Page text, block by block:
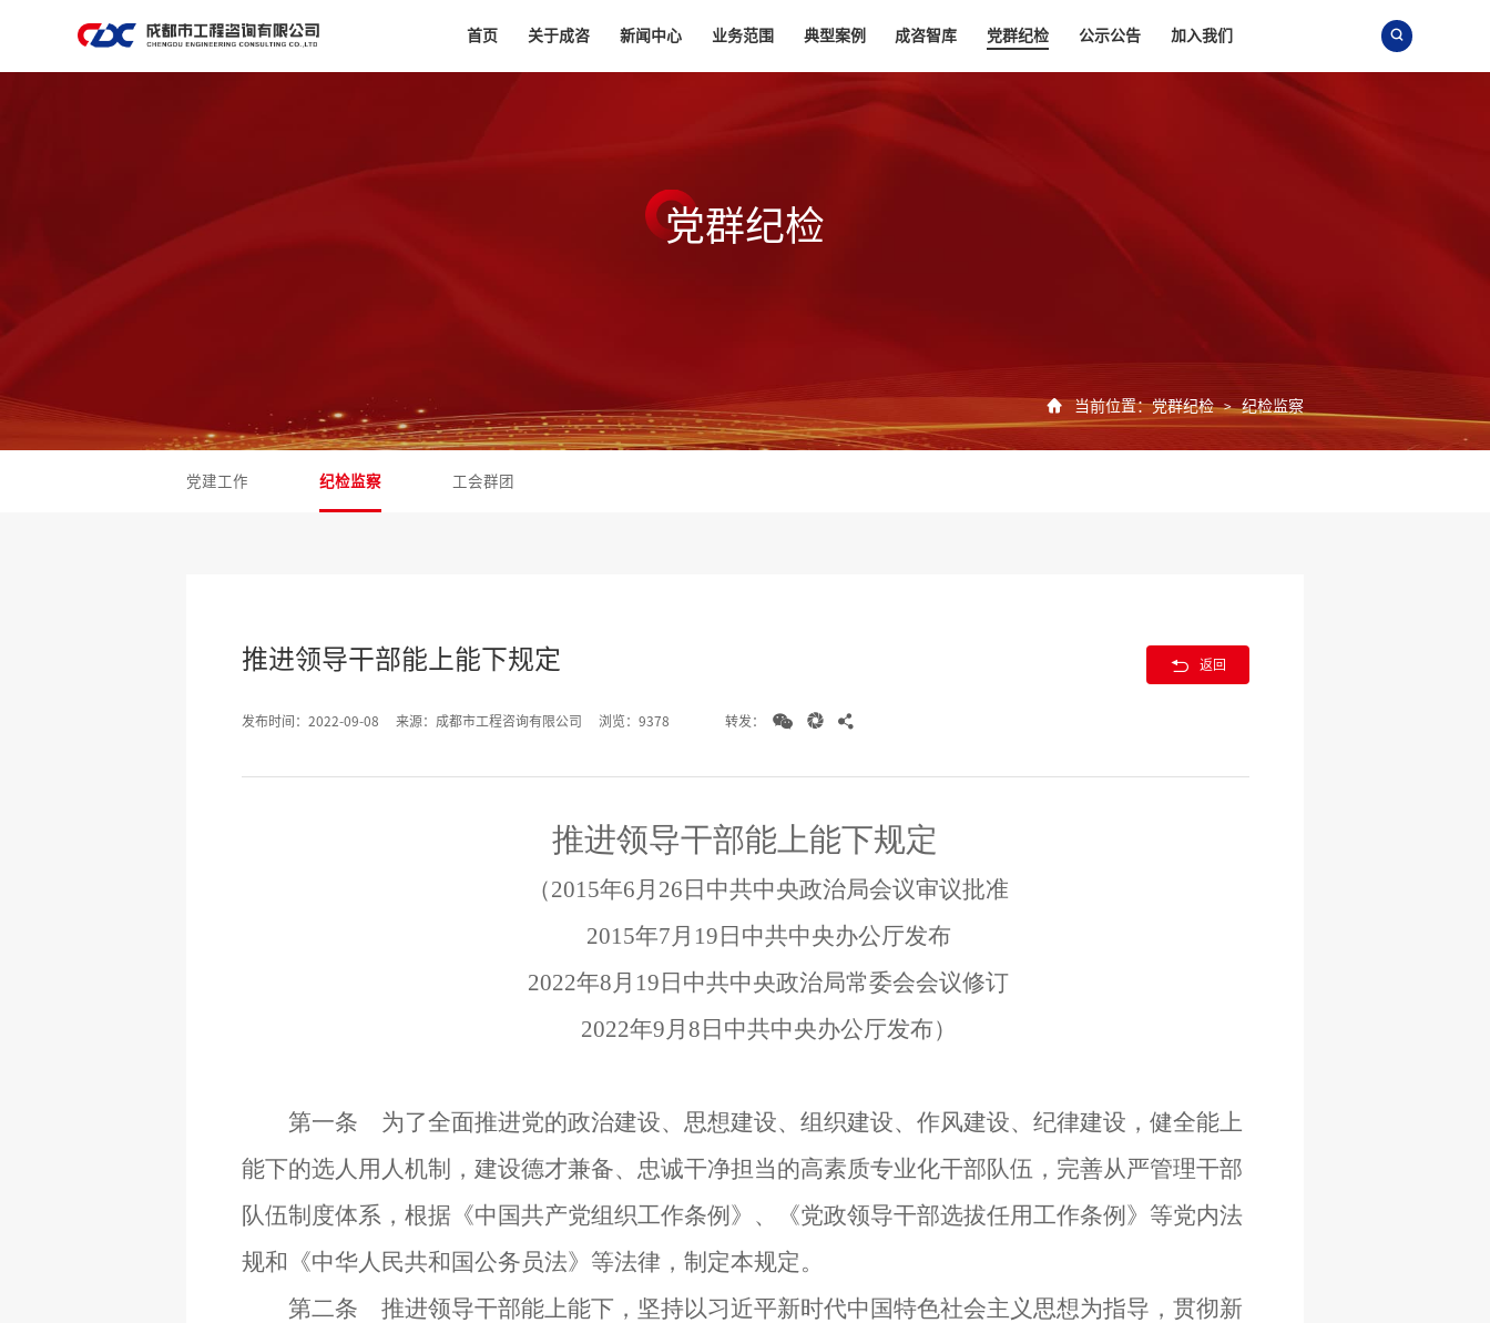
首页 关于成咨 新闻中心 业务范围 典型案例 成咨智库 党群纪检 公示公告 加入我们 
党群纪检
 当前位置：党群纪检 > 纪检监察
党建工作 纪检监察 工会群团
推进领导干部能上能下规定
发布时间：2022-09-08 来源：成都市工程咨询有限公司 浏览：9378 转发：   
 返回
推进领导干部能上能下规定
（2015年6 月 26 日中共中央政治局会议审议批准
2015年7 月 19 日中共中央办公厅发布
2022年8 月 19 日中共中央政治局常委会会议修订
2022年9 月 8 日中共中央办公厅发布）
第一条 为了全面推进党的政治建设、思想建设、组织建设、作风建设、纪律建设，健全能上
能下的选人用人机制，建设德才兼备、忠诚干净担当的高素质专业化干部队伍，完善从严管理干部
队伍制度体系，根据《中国共产党组织工作条例》、《党政领导干部选拔任用工作条例》等党内法
规和《中华人民共和国公务员法》等法律，制定本规定。
第二条 推进领导干部能上能下，坚持以习近平新时代中国特色社会主义思想为指导，贯彻新